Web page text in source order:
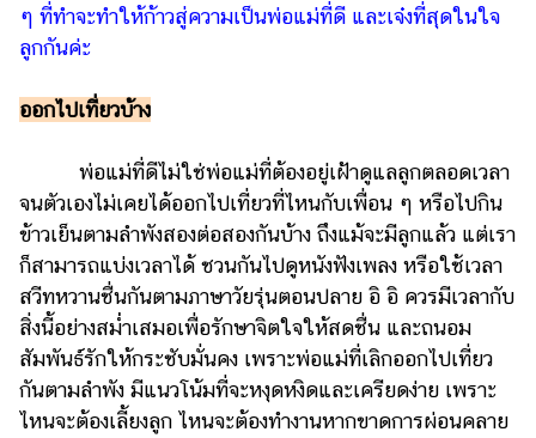
ละคร
บันเทิง
ดูด
วง
ผู้
หญิง
สุขภาพ
ๆ ที่ทำจะทำให้ก้าวสู่ความเป็นพ่อแม่ที่ดี และเจ๋งที่สุดในใจ
ลูกกันค่ะ
ออกไปเที่ยวบ้าง
พ่อแม่ที่ดีไม่ใช่พ่อแม่ที่ต้องอยู่เฝ้าดูแลลูกตลอดเวลา
จนตัวเองไม่เคยได้ออกไปเที่ยวที่ไหนกับเพื่อน ๆ หรือไปกิน
ข้าวเย็นตามลำพังสองต่อสองกันบ้าง ถึงแม้จะมีลูกแล้ว แต่เรา
ก็สามารถแบ่งเวลาได้ ชวนกันไปดูหนังฟังเพลง หรือใช้เวลา
สวีทหวานชื่นกันตามภาษาวัยรุ่นตอนปลาย อิ อิ ควรมีเวลากับ
สิ่งนี้อย่างสม่ำเสมอเพื่อรักษาจิตใจให้สดชื่น และถนอม
สัมพันธ์รักให้กระชับมั่นคง เพราะพ่อแม่ที่เลิกออกไปเที่ยว
กันตามลำพัง มีแนวโน้มที่จะหงุดหงิดและเครียดง่าย เพราะ
ไหนจะต้องเลี้ยงลูก ไหนจะต้องทำงานหากขาดการผ่อนคลาย